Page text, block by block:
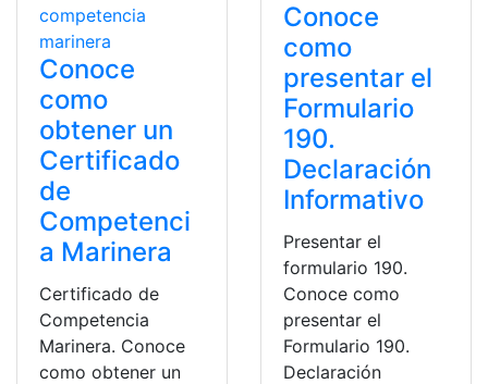
Conoce
como
obtener un
Certificado
de
Competenci
a Marinera
Certificado de
Competencia
Marinera. Conoce
como obtener un
Conoce
como
presentar el
Formulario
190.
Declaración
Informativo
Presentar el
formulario 190.
Conoce como
presentar el
Formulario 190.
Declaración